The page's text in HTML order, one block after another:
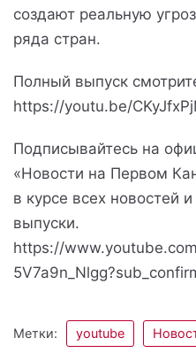
создают реальную
ряда стран.
Полный выпуск
https://youtu.be/
Подписывайтесь на
«Новости на Первом
в курсе всех новостей
выпуски.
https://
Метки: youtube